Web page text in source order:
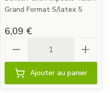
Grand Format S/latex 5
6,09 €
Ajouter au panier